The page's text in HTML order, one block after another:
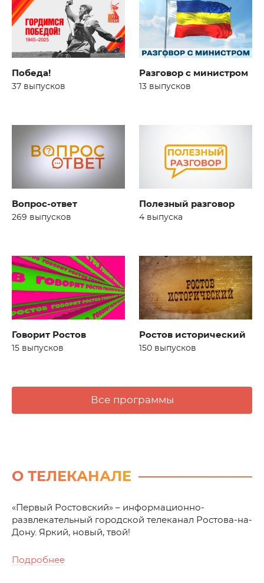
Победа!
37 выпусков
Разговор с министром
13 выпусков
Вопрос-ответ
269 выпусков
Полезный разговор
4 выпуска
Говорит Ростов
15 выпусков
Ростов исторический
150 выпусков
Все программы
О ТЕЛЕКАНАЛЕ
«Первый Ростовский» – информационно-
развлекательный городской телеканал Ростова-на-
Дону. Яркий, новый, твой!
Подробнее